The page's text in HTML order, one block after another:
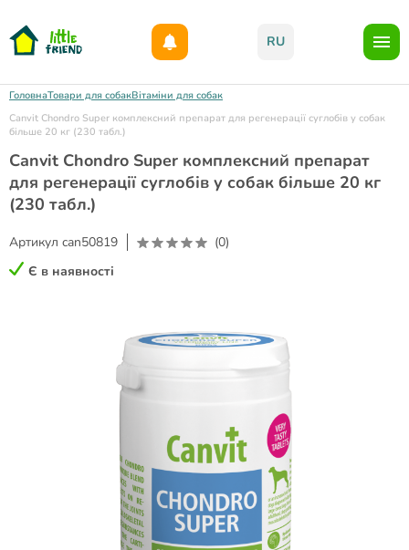
RU
ГоловнаТовари для собакВітаміни для собак
Canvit Chondro Super комплексний препарат для регенерації суглобів у собак
більше 20 кг (230 табл.)
Canvit Chondro Super комплексний препарат
для регенерації суглобів у собак більше 20 кг
(230 табл.)
Артикул can50819
(0)
Є в наявності